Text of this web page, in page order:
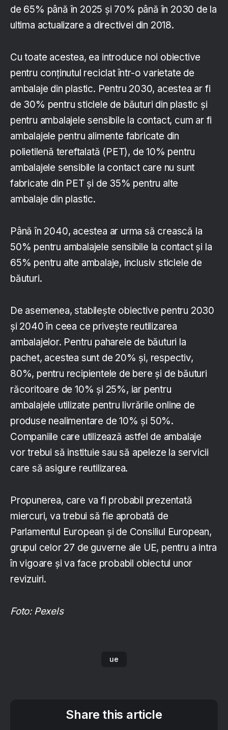
de 65% până în 2025 și 70% până în 2030 de la
ultima actualizare a directivei din 2018.
Cu toate acestea, ea introduce noi obiective
pentru conținutul reciclat într-o varietate de
ambalaje din plastic. Pentru 2030, acestea ar fi
de 30% pentru sticlele de băuturi din plastic și
pentru ambalajele sensibile la contact, cum ar fi
ambalajele pentru alimente fabricate din
polietilenă tereftalată (PET), de 10% pentru
ambalajele sensibile la contact care nu sunt
fabricate din PET și de 35% pentru alte
ambalaje din plastic.
Până în 2040, acestea ar urma să crească la
50% pentru ambalajele sensibile la contact și la
65% pentru alte ambalaje, inclusiv sticlele de
băuturi.
De asemenea, stabilește obiective pentru 2030
și 2040 în ceea ce privește reutilizarea
ambalajelor. Pentru paharele de băuturi la
pachet, acestea sunt de 20% și, respectiv,
80%, pentru recipientele de bere și de băuturi
răcoritoare de 10% și 25%, iar pentru
ambalajele utilizate pentru livrările online de
produse nealimentare de 10% și 50%.
Companiile care utilizează astfel de ambalaje
vor trebui să instituie sau să apeleze la servicii
care să asigure reutilizarea.
Propunerea, care va fi probabil prezentată
miercuri, va trebui să fie aprobată de
Parlamentul European și de Consiliul European,
grupul celor 27 de guverne ale UE, pentru a intra
în vigoare și va face probabil obiectul unor
revizuiri.
Foto: Pexels
ue
Share this article